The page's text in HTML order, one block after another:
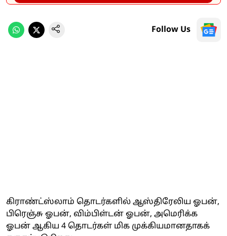
Follow Us
கிராண்ட்ஸ்லாம் தொடர்களில் ஆஸ்திரேலிய ஓபன்,
பிரெஞ்சு ஓபன், விம்பிள்டன் ஓபன், அமெரிக்க
ஓபன் ஆகிய 4 தொடர்கள் மிக முக்கியமானதாகக்